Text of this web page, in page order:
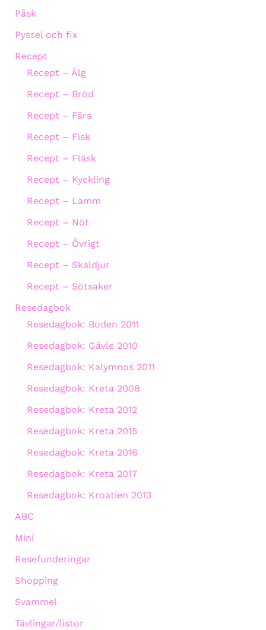
Påsk
Pyssel och fix
Recept
Recept – Älg
Recept – Bröd
Recept – Färs
Recept – Fisk
Recept – Fläsk
Recept – Kyckling
Recept – Lamm
Recept – Nöt
Recept – Övrigt
Recept – Skaldjur
Recept – Sötsaker
Resedagbok
Resedagbok: Boden 2011
Resedagbok: Gävle 2010
Resedagbok: Kalymnos 2011
Resedagbok: Kreta 2008
Resedagbok: Kreta 2012
Resedagbok: Kreta 2015
Resedagbok: Kreta 2016
Resedagbok: Kreta 2017
Resedagbok: Kroatien 2013
ABC
Mini
Resefunderingar
Shopping
Svammel
Tävlingar/listor